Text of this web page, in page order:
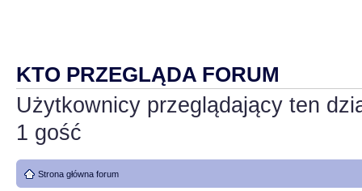
KTO PRZEGLĄDA FORUM
Użytkownicy przeglądający ten
1 gość
Strona główna forum